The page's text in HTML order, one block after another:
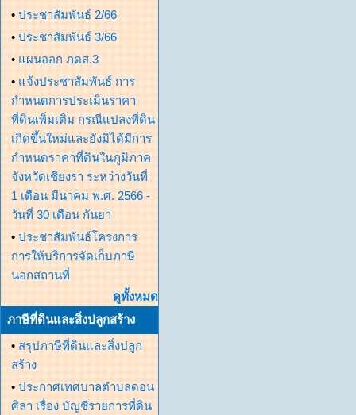
• ประชาสัมพันธ์ 2/66
• ประชาสัมพันธ์ 3/66
• แผนออก ภดส.3
• แจ้งประชาสัมพันธ์ การ
กำหนดการประเมินราคา
ที่ดินเพิ่มเติม กรณีแปลงที่ดิน
เกิดขึ้นใหม่และยังมิได้มีการ
กำหนดราคาที่ดินในภูมิภาค
จังหวัดเชียงรา ระหว่างวันที่
1 เดือน มีนาคม พ.ศ. 2566 -
วันที่ 30 เดือน กันยา
• ประชาสัมพันธ์โครงการ
การให้บริการจัดเก็บภาษี
นอกสถานที่
ดูทั้งหมด
ภาษีที่ดินและสิ่งปลูกสร้าง
• สรุปภาษีที่ดินและสิ่งปลูก
สร้าง
• ประกาศเทศบาลตำบลดอน
ศิลา เรื่อง บัญชีรายการที่ดิน